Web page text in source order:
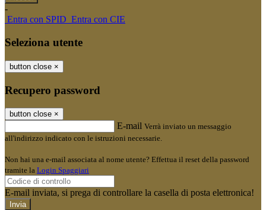
-
Entra con SPID Entra con CIE
Seleziona utente
button close ×
Recupero password
button close ×
E-mail Verrà inviato un messaggio
all'indirizzo indicato con le istruzioni necessarie.
Non hai una e-mail associata al nome utente? Effettua il reset della password
tramite la Login Spaggiari
E-mail inviata, si prega di controllare la casella di posta elettronica!